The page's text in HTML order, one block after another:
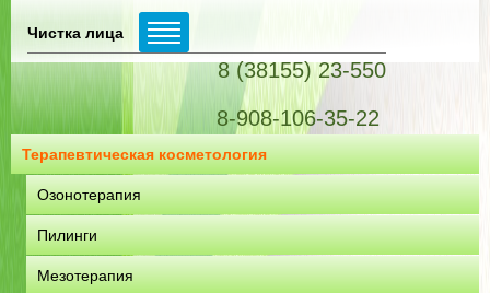
Чистка лица
8 (38155) 23-550
8-908-106-35-22
Терапевтическая косметология
Озонотерапия
Пилинги
Мезотерапия